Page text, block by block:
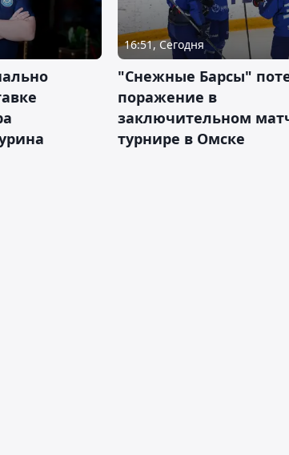
16:51, Сегодня
"Снежные Барсы"
поражение в
заключительном
турнире в Омске